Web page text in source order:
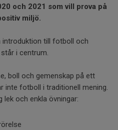
och 2021 som vill prova på
miljö.
introduktion till fotboll och
i centrum.
boll och gemenskap på ett
inte fotboll i traditionell mening.
lek och enkla övningar: